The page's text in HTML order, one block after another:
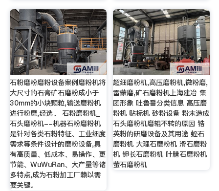
石粉磨粉磨粉设备案例磨粉机将
大尺寸的石膏矿石磨粉成小于
30mm的小块颗粒,输送磨粉机
进行粉磨,经选。 石粉磨粉机_
石头磨粉机--机器石粉磨粉机
是针对各类石粉特征、工业细度
需求等条件设计的磨粉设备,具
有高质量、低成本、易操作、更
节能、WuWuRan、大产量等诸
多特点,成为石粉加工厂赖以需
要关键。
超细磨粉机,高压磨粉机,微粉磨,
雷蒙磨,矿石磨粉机上海建冶 集
团形象 吐鲁番分类信息 高压磨
粉机 贴标机 砂粉设备 粉末造成
石头磨粉机磨辊不转的原因 锆
英粉的研磨设备及其用途 蛭石
磨粉机 大理石磨粉机 滑石磨粉
机 钾长石磨粉机 叶腊石磨粉机
萤石磨粉机